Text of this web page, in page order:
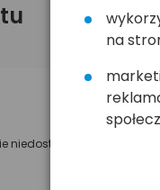
niedostępny
na